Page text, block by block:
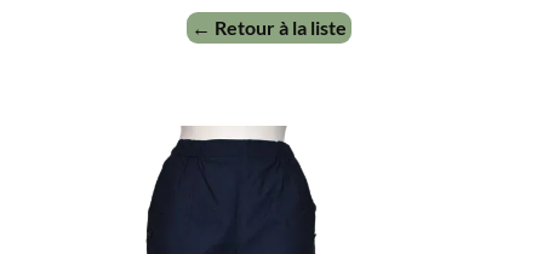
← Retour à la liste